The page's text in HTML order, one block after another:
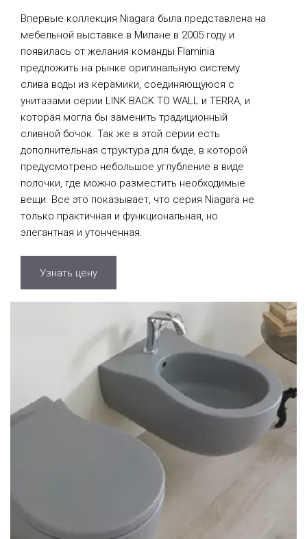
Впервые коллекция Niagara была представлена на
мебельной выставке в Милане в 2005 году и
появилась от желания команды Flaminia
предложить на рынке оригинальную систему
слива воды из керамики, соединяющуюся с
унитазами серии LINK BACK TO WALL и TERRA, и
которая могла бы заменить традиционный
сливной бочок. Так же в этой серии есть
дополнительная структура для биде, в которой
предусмотрено небольшое углубление в виде
полочки, где можно разместить необходимые
вещи. Все это показывает, что серия Niagara не
только практичная и функциональная, но
элегантная и утонченная.
Узнать цену